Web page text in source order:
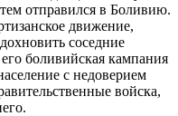
отправился в Боливию.
движение,
соседние
боливийская кампания
с недоверием
войска,